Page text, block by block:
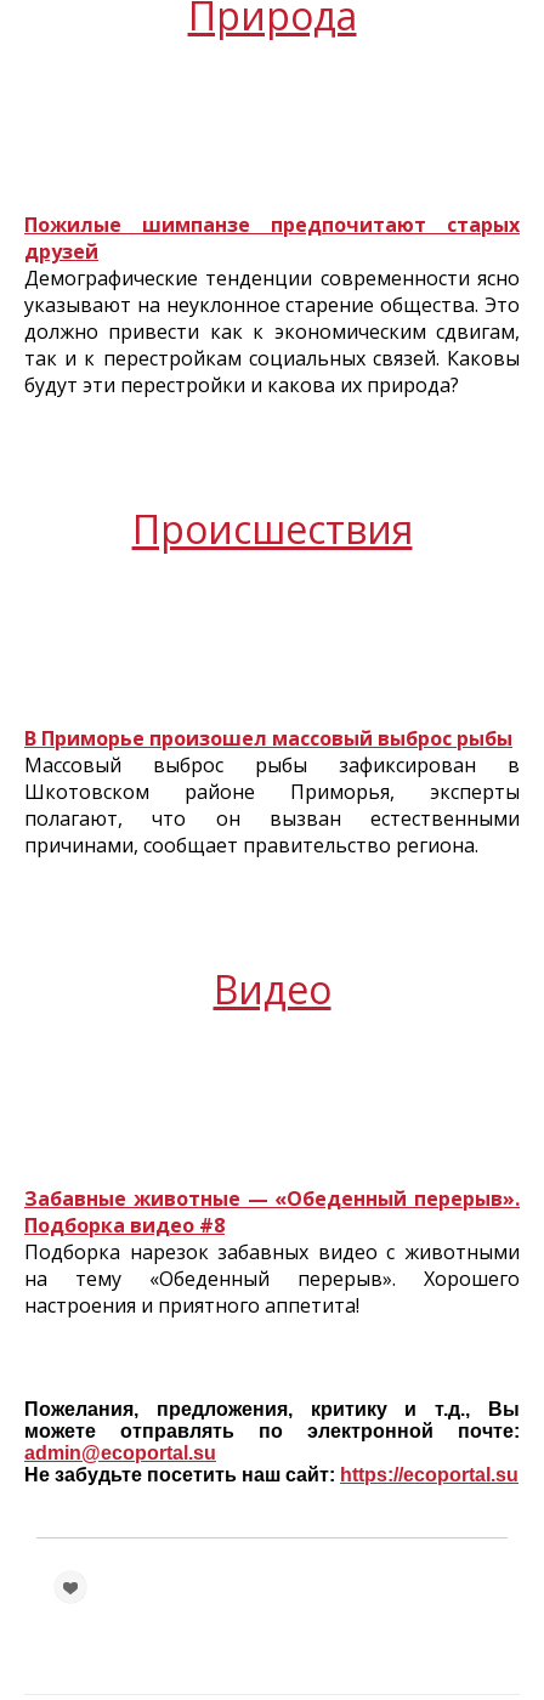
Природа
Пожилые шимпанзе предпочитают старых
друзей
Демографические тенденции современности ясно
указывают на неуклонное старение общества. Это
должно привести как к экономическим сдвигам,
так и к перестройкам социальных связей. Каковы
будут эти перестройки и какова их природа?
Происшествия
В Приморье произошел массовый выброс рыбы
Массовый выброс рыбы зафиксирован в
Шкотовском районе Приморья, эксперты
полагают, что он вызван естественными
причинами, сообщает правительство региона.
Видео
Забавные животные — «Обеденный перерыв».
Подборка видео #8
Подборка нарезок забавных видео с животными
на тему «Обеденный перерыв». Хорошего
настроения и приятного аппетита!
Пожелания, предложения, критику и т.д., Вы
можете отправлять по электронной почте:
admin@ecoportal.su
Не забудьте посетить наш сайт: https://ecoportal.su